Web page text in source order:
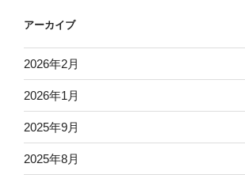
アーカイブ
2026年2月
2026年1月
2025年9月
2025年8月